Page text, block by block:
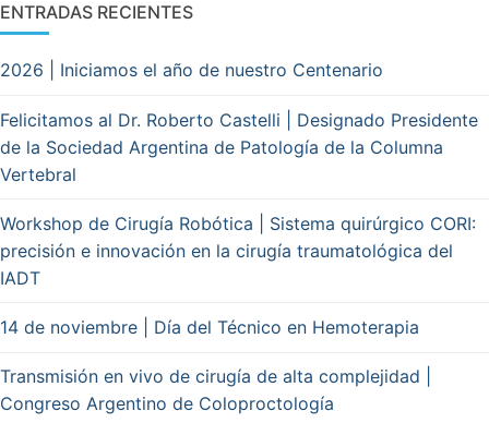
ENTRADAS RECIENTES
2026 | Iniciamos el año de nuestro Centenario
Felicitamos al Dr. Roberto Castelli | Designado Presidente
de la Sociedad Argentina de Patología de la Columna
Vertebral
Workshop de Cirugía Robótica | Sistema quirúrgico CORI:
precisión e innovación en la cirugía traumatológica del
IADT
14 de noviembre | Día del Técnico en Hemoterapia
Transmisión en vivo de cirugía de alta complejidad |
Congreso Argentino de Coloproctología